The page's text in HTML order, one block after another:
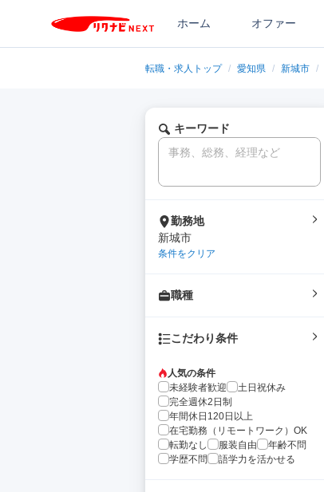
ホーム オファー
転職・求人トップ / 愛知県 / 新城市 /
キーワード
勤務地
新城市
条件をクリア
職種
こだわり条件
人気の条件
未経験者歓迎
土日祝休み
完全週休2日制
年間休日120日以上
在宅勤務（リモートワーク）OK
転勤なし
服装自由
年齢不問
学歴不問
語学力を活かせる